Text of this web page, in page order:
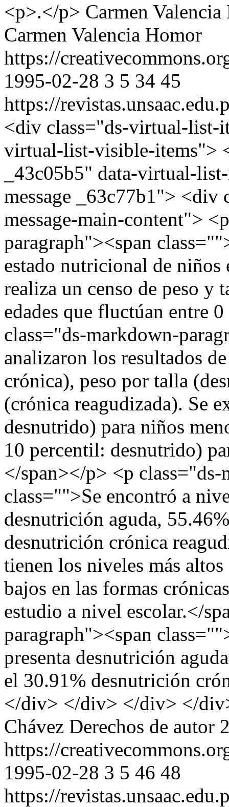
<p>.</p> Carmen
Carmen Valencia Homor
https://
1995-02-28 3 5 34 45
https://
<div class="ds-virtual-list-
virtual-list-visible-items">
_43c05b5" data-virtual-
message _63c77b1"> <div
message-main-content">
paragraph"><span
estado nutricional de niños
realiza un censo de peso y
edades que fluctúan entre
class="ds-markdown-
analizaron los resultados
crónica), peso por talla
(crónica reagudizada). Se
desnutrido) para niños
10 percentil: desnutrido)
</span></p> <p
class="">Se encontró a
desnutrición aguda,
desnutrición crónica
tienen los niveles más
bajos en las formas
estudio a nivel escolar.</
paragraph"><span
presenta desnutrición
el 30.91% desnutrición
</div> </div> </div> </
Chávez Derechos de autor
https://
1995-02-28 3 5 46 48
https://